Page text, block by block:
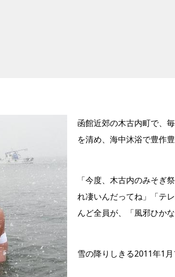
函館近郊の木古内町で、
を清め、海中沐浴で豊作
「今度、木古内のみそぎ
れ凄いんだってね」「テ
んど全員が、「風邪ひか
雪の降りしきる2011年1月